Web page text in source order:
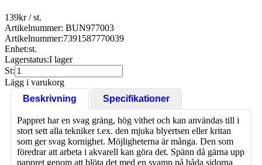
139kr/ st.
Artikelnummer: BUN977003
Artikelnummer:7391587770039
Enhet:st.
Lagerstatus:I lager
St:
Lägg i varukorg
Beskrivning
Specifikationer
Pappret har en svag gräng, hög vithet och kan användas till i
stort sett alla tekniker t.ex. den mjuka blyertsen eller kritan
som ger svag kornighet. Möjligheterna är många. Den som
föredrar att arbeta i akvarell kan göra det. Spänn då gärna upp
pappret genom att blöta det med en svamp på båda sidorna